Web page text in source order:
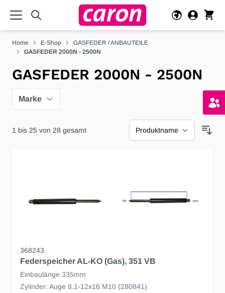
Home E-Shop
GASFEDER / ANBAUTEILE
GASFEDER 2000N - 2500N
GASFEDER 2000N - 2500N
Marke
1 bis 25 von 28 gesamt
368243
Federspeicher AL-KO (Gas), 351 VB
Einbaulänge 335mm
Zylinder: Auge 8.1-12x16 M10 (280841)